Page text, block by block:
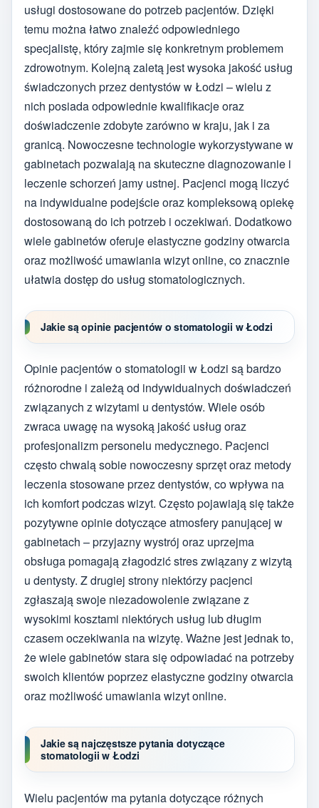
usługi dostosowane do potrzeb pacjentów. Dzięki
temu można łatwo znaleźć odpowiedniego
specjalistę, który zajmie się konkretnym problemem
zdrowotnym. Kolejną zaletą jest wysoka jakość usług
świadczonych przez dentystów w Łodzi – wielu z
nich posiada odpowiednie kwalifikacje oraz
doświadczenie zdobyte zarówno w kraju, jak i za
granicą. Nowoczesne technologie wykorzystywane w
gabinetach pozwalają na skuteczne diagnozowanie i
leczenie schorzeń jamy ustnej. Pacjenci mogą liczyć
na indywidualne podejście oraz kompleksową opiekę
dostosowaną do ich potrzeb i oczekiwań. Dodatkowo
wiele gabinetów oferuje elastyczne godziny otwarcia
oraz możliwość umawiania wizyt online, co znacznie
ułatwia dostęp do usług stomatologicznych.
Jakie są opinie pacjentów o stomatologii w Łodzi
Opinie pacjentów o stomatologii w Łodzi są bardzo
różnorodne i zależą od indywidualnych doświadczeń
związanych z wizytami u dentystów. Wiele osób
zwraca uwagę na wysoką jakość usług oraz
profesjonalizm personelu medycznego. Pacjenci
często chwalą sobie nowoczesny sprzęt oraz metody
leczenia stosowane przez dentystów, co wpływa na
ich komfort podczas wizyt. Często pojawiają się także
pozytywne opinie dotyczące atmosfery panującej w
gabinetach – przyjazny wystrój oraz uprzejma
obsługa pomagają złagodzić stres związany z wizytą
u dentysty. Z drugiej strony niektórzy pacjenci
zgłaszają swoje niezadowolenie związane z
wysokimi kosztami niektórych usług lub długim
czasem oczekiwania na wizytę. Ważne jest jednak to,
że wiele gabinetów stara się odpowiadać na potrzeby
swoich klientów poprzez elastyczne godziny otwarcia
oraz możliwość umawiania wizyt online.
Jakie są najczęstsze pytania dotyczące
stomatologii w Łodzi
Wielu pacjentów ma pytania dotyczące różnych